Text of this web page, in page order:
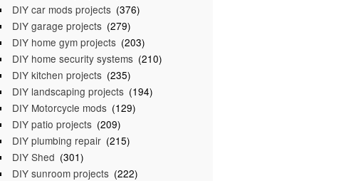
DIY car mods projects (376)
DIY garage projects (279)
DIY home gym projects (203)
DIY home security systems (210)
DIY kitchen projects (235)
DIY landscaping projects (194)
DIY Motorcycle mods (129)
DIY patio projects (209)
DIY plumbing repair (215)
DIY Shed (301)
DIY sunroom projects (222)